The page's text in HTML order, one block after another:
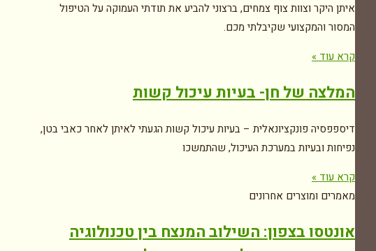
איתן היקר וצוות צוף צמחים, ברצוני להביע את תודתי העמוקה על הטיפול
המסור והמקצועי שקיבלתי מכם.
קרא עוד »
המלצה של חן- בעיות עיכול קשות
דיספפסיה פונקציונאלית – בעיות עיכול קשות הגעתי לאיתן לאחר כאבי בטן,
נפיחות ובעיות במערכת העיכול, שהתמשכו
קרא עוד »
מאמרים ומוצרים אחרונים
אונטסו בצפון: השילוב המנצח בין טכנולוגיה